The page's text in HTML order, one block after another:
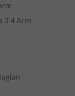
3 4 Arm